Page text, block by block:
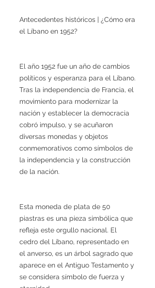
Antecedentes históricos | ¿Cómo era
el Líbano en 1952?
El año 1952 fue un año de cambios
políticos y esperanza para el Líbano.
Tras la independencia de Francia, el
movimiento para modernizar la
nación y establecer la democracia
cobró impulso, y se acuñaron
diversas monedas y objetos
conmemorativos como símbolos de
la independencia y la construcción
de la nación.
Esta moneda de plata de 50
piastras es una pieza simbólica que
refleja este orgullo nacional. El
cedro del Líbano, representado en
el anverso, es un árbol sagrado que
aparece en el Antiguo Testamento y
se considera símbolo de fuerza y